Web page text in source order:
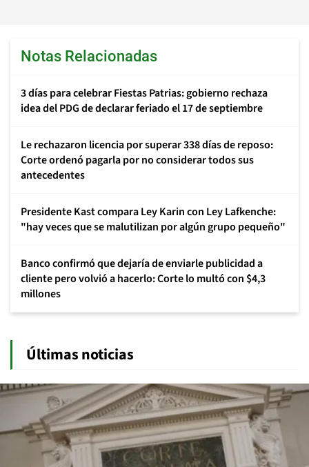
Notas Relacionadas
3 días para celebrar Fiestas Patrias: gobierno rechaza
idea del PDG de declarar feriado el 17 de septiembre
Le rechazaron licencia por superar 338 días de reposo:
Corte ordenó pagarla por no considerar todos sus
antecedentes
Presidente Kast compara Ley Karin con Ley Lafkenche:
"hay veces que se malutilizan por algún grupo pequeño"
Banco confirmó que dejaría de enviarle publicidad a
cliente pero volvió a hacerlo: Corte lo multó con $4,3
millones
Últimas noticias